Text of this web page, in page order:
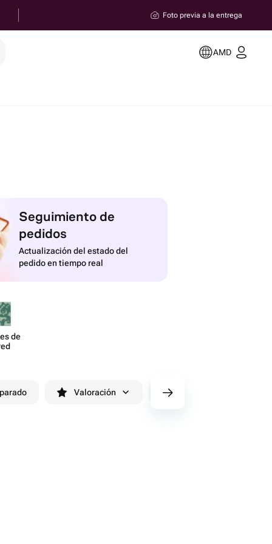
Foto previa a la entrega
AMD
Seguimiento de
pedidos
Actualización del estado del
pedido en tiempo real
de
Valoración cv/filters/name_fast_delivery